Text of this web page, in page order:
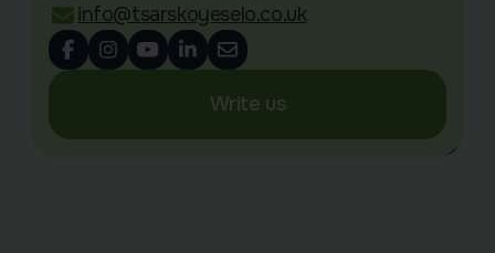
info@tsarskoyeselo.co.uk
Write us